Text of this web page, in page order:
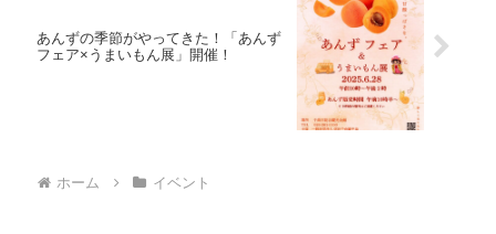
あんずの季節がやってきた！「あんず
フェア×うまいもん展」開催！
ホーム イベント